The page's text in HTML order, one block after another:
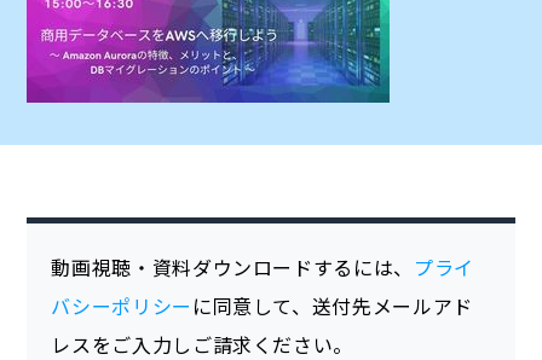
動画視聴・資料ダウンロードするには、 プライ
バシーポリシー に同意して、送付先メールアド
レスをご入力しご請求ください。